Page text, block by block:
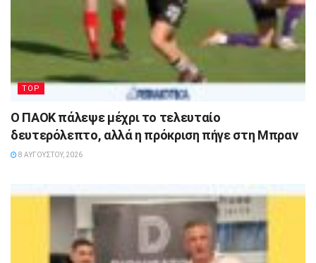
TOP
Ο ΠΑΟΚ πάλεψε μέχρι το τελευταίο
δευτερόλεπτο, αλλά η πρόκριση πήγε στη Μπραν
8 ΑΥΓΟΎΣΤΟΥ, 2026